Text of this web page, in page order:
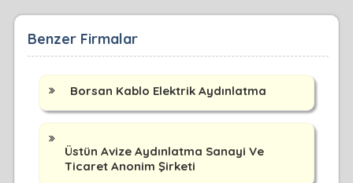
Benzer Firmalar
Borsan Kablo Elektrik Aydınlatma
Üstün Avize Aydınlatma Sanayi Ve
Ticaret Anonim Şirketi